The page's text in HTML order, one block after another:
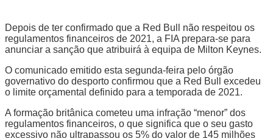
Depois de ter confirmado que a Red Bull não respeitou os
regulamentos financeiros de 2021, a FIA prepara-se para
anunciar a sanção que atribuirá à equipa de Milton Keynes.
O comunicado emitido esta segunda-feira pelo órgão
governativo do desporto confirmou que a Red Bull excedeu
o limite orçamental definido para a temporada de 2021.
A formação britânica cometeu uma infração “menor” dos
regulamentos financeiros, o que significa que o seu gasto
excessivo não ultrapassou os 5% do valor de 145 milhões